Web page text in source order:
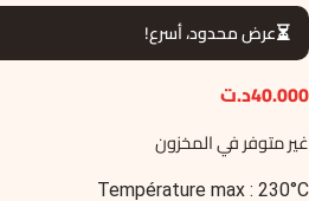
⏳عرض محدود، أسرع!
40.000د.ت
غير متوفر في المخزون
Température max : 230°C